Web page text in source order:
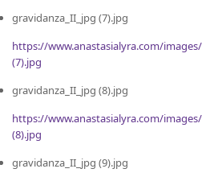
gravidanza_II_jpg (7).jpg
https://www.anastasialyra.com/
(7).jpg
gravidanza_II_jpg (8).jpg
https://www.anastasialyra.com/
(8).jpg
gravidanza_II_jpg (9).jpg